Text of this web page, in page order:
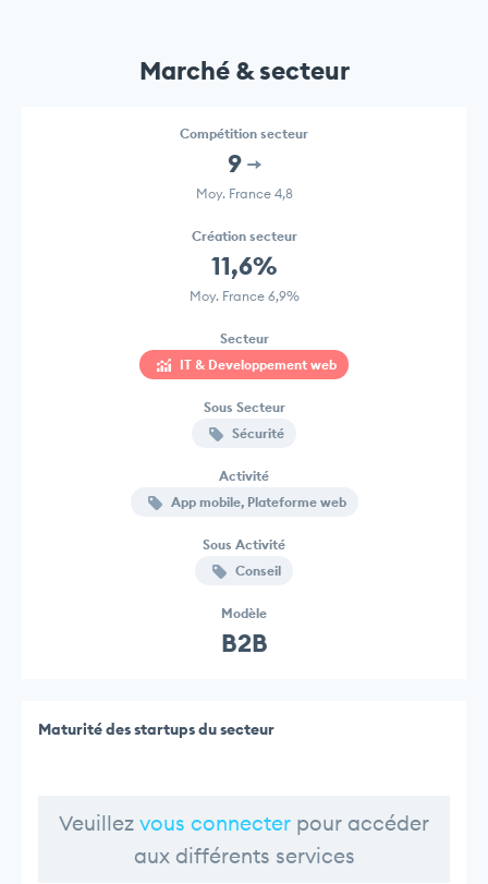
Marché & secteur
Compétition secteur
9
Moy. France 4,8
Création secteur
11,6%
Moy. France 6,9%
Secteur
IT & Developpement web
Sous Secteur
Sécurité
Activité
App mobile, Plateforme web
Sous Activité
Conseil
Modèle
B2B
Maturité des startups du secteur
Veuillez vous connecter pour accéder
aux différents services